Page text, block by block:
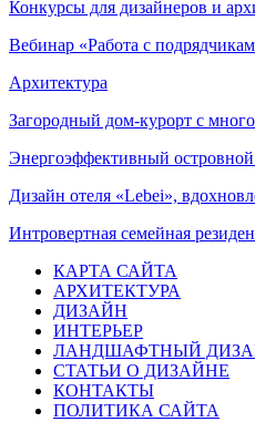
Конкурсы для дизайнеров и
Вебинар «Работа с
Архитектура
Загородный дом-курорт с
Энергоэффективный
Дизайн отеля «Lebei»,
Интровертная семейная
КАРТА САЙТА
АРХИТЕКТУРА
ДИЗАЙН
ИНТЕРЬЕР
ЛАНДШАФТНЫЙ
СТАТЬИ О ДИЗАЙНЕ
КОНТАКТЫ
ПОЛИТИКА САЙТА